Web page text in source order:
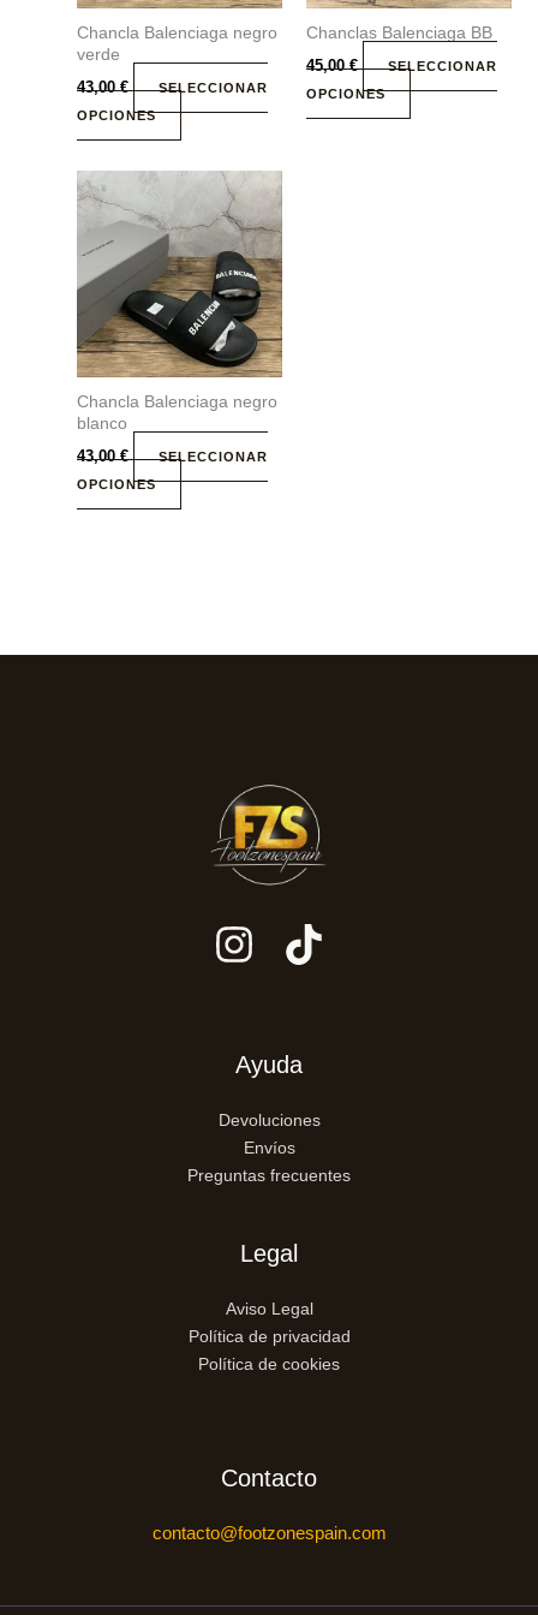
Chancla Balenciaga negro
verde
43,00€
SELECCIONAR
OPCIONES
se
pueden
elegir
en
la
página
de
producto
Chanclas Balenciaga BB
45,00€
SELECCIONAR
OPCIONES
se
pueden
elegir
en
la
Chancla Balenciaga negro
blanco
43,00€
SELECCIONAR
OPCIONES
Este
producto
tiene
múltiples
variantes.
Las
opciones
se
pueden
elegir
en
la
página
Ayuda
Devoluciones
Envíos
Preguntas frecuentes
Legal
Aviso Legal
Política de privacidad
Política de cookies
Contacto
contacto@footzonespain.com